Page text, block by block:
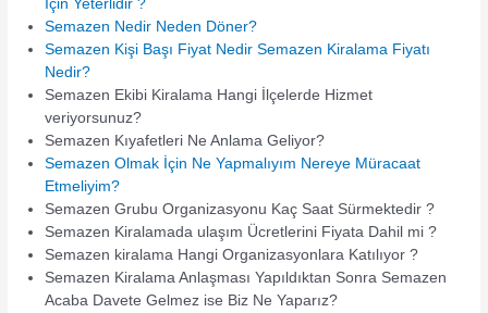
İçin Yeterlidir ?
Semazen Nedir Neden Döner?
Semazen Kişi Başı Fiyat Nedir Semazen Kiralama Fiyatı
Nedir?
Semazen Ekibi Kiralama Hangi İlçelerde Hizmet
veriyorsunuz?
Semazen Kıyafetleri Ne Anlama Geliyor?
Semazen Olmak İçin Ne Yapmalıyım Nereye Müracaat
Etmeliyim?
Semazen Grubu Organizasyonu Kaç Saat Sürmektedir ?
Semazen Kiralamada ulaşım Ücretlerini Fiyata Dahil mi ?
Semazen kiralama Hangi Organizasyonlara Katılıyor ?
Semazen Kiralama Anlaşması Yapıldıktan Sonra Semazen
Acaba Davete Gelmez ise Biz Ne Yaparız?